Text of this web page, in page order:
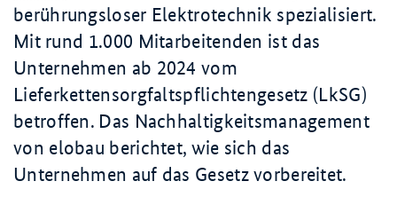
berührungsloser Elektrotechnik spezialisiert.
Mit rund 1.000 Mitarbeitenden ist das
Unternehmen ab 2024 vom
Lieferkettensorgfaltspflichtengesetz (LkSG)
betroffen. Das Nachhaltigkeitsmanagement
von elobau berichtet, wie sich das
Unternehmen auf das Gesetz vorbereitet.